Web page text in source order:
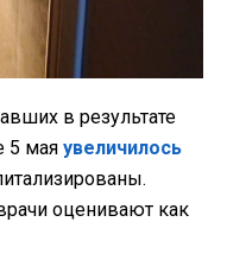
в результате
5 мая увеличилось
оценивают как